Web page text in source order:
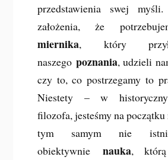
przedstawienia swej
założenia, że
miernika, który
naszegopoznania, udzieli
czy to, co postrzegamy to
Niestety – w
filozofa, jesteśmy na początku
tym samym nie
obiektywnie nauka,